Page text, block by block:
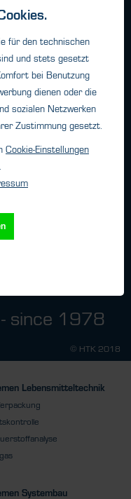
since 1978
© HTK 2018
Lebensmitteltechnik
Systembau
für den technischen
und stets gesetzt
bei Benutzung
dienen oder die
sozialen Netzwerken
Zustimmung gesetzt.
Cookie-Einstellungen